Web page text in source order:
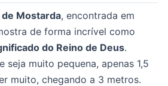
de Mostarda, encontrada em
de forma incrível como
do Reino de Deus.
seja muito pequena, apenas 1,5
muito, chegando a 3 metros.